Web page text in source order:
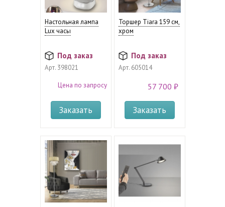
Настольная лампа
Lux часы
Под заказ
Арт.398021
Цена по запросу
Заказать
Торшер Tiara 159 см,
хром
Под заказ
Арт.605014
57 700 ₽
Заказать